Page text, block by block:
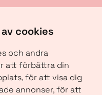
cookies
och andra
att förbättra din
för att visa dig
annonser, för att